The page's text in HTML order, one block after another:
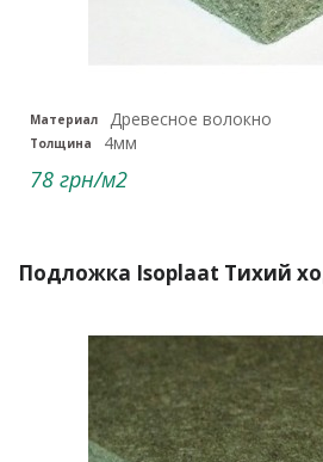
Материал Древесное волокно
Толщина 4мм
78 грн/м2
Подложка Isoplaat Тихий